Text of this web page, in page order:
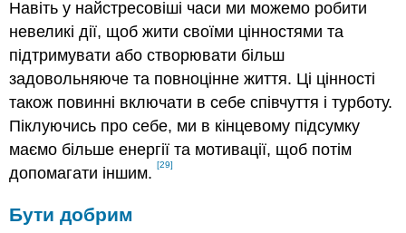
Навіть у найстресовіші часи ми можемо робити
невеликі дії, щоб жити своїми цінностями та
підтримувати або створювати більш
задовольняюче та повноцінне життя. Ці цінності
також повинні включати в себе співчуття і турботу.
Піклуючись про себе, ми в кінцевому підсумку
маємо більше енергії та мотивації, щоб потім
допомагати іншим.[29]
Бути добрим